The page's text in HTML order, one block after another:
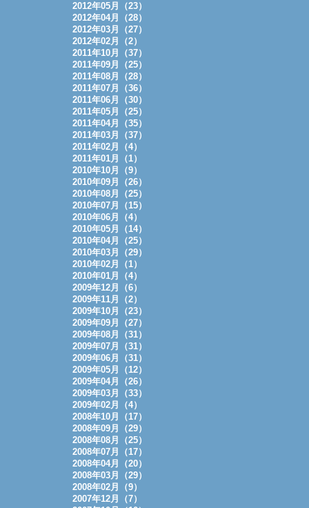
2012年05月（23）
2012年04月（28）
2012年03月（27）
2012年02月（2）
2011年10月（37）
2011年09月（25）
2011年08月（28）
2011年07月（36）
2011年06月（30）
2011年05月（25）
2011年04月（35）
2011年03月（37）
2011年02月（4）
2011年01月（1）
2010年10月（9）
2010年09月（26）
2010年08月（25）
2010年07月（15）
2010年06月（4）
2010年05月（14）
2010年04月（25）
2010年03月（29）
2010年02月（1）
2010年01月（4）
2009年12月（6）
2009年11月（2）
2009年10月（23）
2009年09月（27）
2009年08月（31）
2009年07月（31）
2009年06月（31）
2009年05月（12）
2009年04月（26）
2009年03月（33）
2009年02月（4）
2008年10月（17）
2008年09月（29）
2008年08月（25）
2008年07月（17）
2008年04月（20）
2008年03月（29）
2008年02月（9）
2007年12月（7）